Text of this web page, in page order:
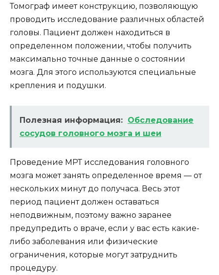
Томограф имеет конструкцию, позволяющую
проводить исследование различных областей
головы. Пациент должен находиться в
определенном положении, чтобы получить
максимально точные данные о состоянии
мозга. Для этого используются специальные
крепления и подушки.
Полезная информация: Обследование
сосудов головного мозга и шеи
Проведение МРТ исследования головного
мозга может занять определенное время — от
нескольких минут до получаса. Весь этот
период пациент должен оставаться
неподвижным, поэтому важно заранее
предупредить о враче, если у вас есть какие-
либо заболевания или физические
ограничения, которые могут затруднить
процедуру.